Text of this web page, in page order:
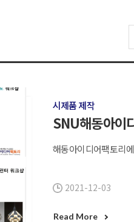
시제품 제작
SNU해동아이
해동아이디어팩토리
2021-12-03
Read More